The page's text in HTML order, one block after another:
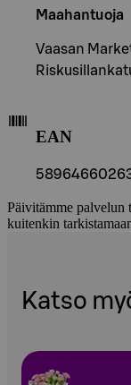
Maahantuoja
Vaasan
EAN
Päivitämme palvelun
kuitenkin
Katso